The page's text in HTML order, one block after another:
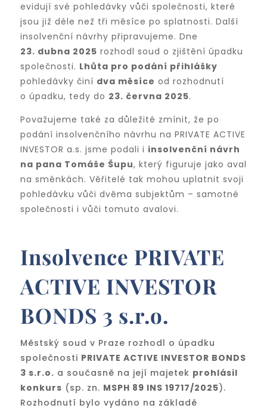
evidují své pohledávky vůči společnosti, které
jsou již déle než tři měsíce po splatnosti. Další
insolvenční návrhy připravujeme. Dne
23. dubna 2025 rozhodl soud o zjištění úpadku
společnosti. Lhůta pro podání přihlášky
pohledávky činí dva měsíce od rozhodnutí
o úpadku, tedy do 23. června 2025.
Považujeme také za důležité zmínit, že po
podání insolvenčního návrhu na PRIVATE ACTIVE
INVESTOR a.s. jsme podali i insolvenční návrh
na pana Tomáše Šupu, který figuruje jako aval
na směnkách. Věřitelé tak mohou uplatnit svoji
pohledávku vůči dvěma subjektům – samotné
společnosti i vůči tomuto avalovi.
Insolvence PRIVATE
ACTIVE INVESTOR
BONDS 3 s.r.o.
Městský soud v Praze rozhodl o úpadku
společnosti PRIVATE ACTIVE INVESTOR BONDS
3 s.r.o. a současně na její majetek prohlásil
konkurs (sp. zn. MSPH 89 INS 19717/2025).
Rozhodnutí bylo vydáno na základě